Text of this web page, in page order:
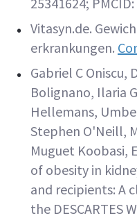
Vitasyn.de.
erkrankungen.
Gabriel C Oniscu,
Bolignano, Ilaria
Hellemans,
Stephen O'Neill,
Muguet Koobasi,
of obesity in
and recipients: A
the DESCARTES